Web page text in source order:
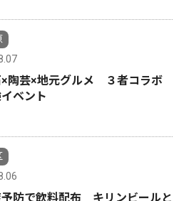
×陶芸×地元グルメ ３者コラボ
ベント
防で飲料配布 キリンビールと